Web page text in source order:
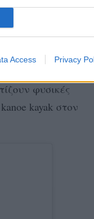
Access Privacy
φύση. Αν
Καπέσοβο και
φυσικές
kayak στον